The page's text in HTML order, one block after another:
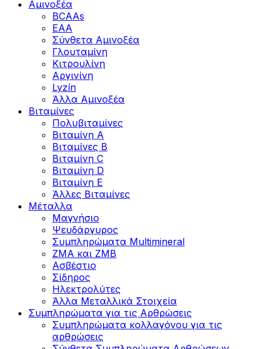
Αμινοξέα
BCAAs
EAA
Σύνθετα Αμινοξέα
Γλουταμίνη
Κιτρουλίνη
Αργινίνη
Lyzín
Άλλα Αμινοξέα
Βιταμίνες
Πολυβιταμίνες
Βιταμίνη Α
Βιταμίνες Β
Βιταμίνη C
Βιταμίνη D
Βιταμίνη Ε
Άλλες Βιταμίνες
Μέταλλα
Μαγνήσιο
Ψευδάργυρος
Συμπληρώματα Multimineral
ZMA και ZMB
Ασβέστιο
Σίδηρος
Ηλεκτρολύτες
Άλλα Mεταλλικά Στοιχεία
Συμπληρώματα για τις Αρθρώσεις
Συμπληρώματα κολλαγόνου για τις
αρθρώσεις